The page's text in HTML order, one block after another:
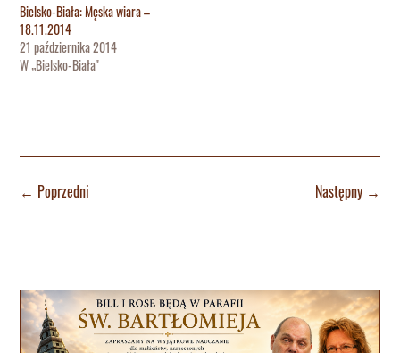
Bielsko-Biała: Męska wiara –
18.11.2014
21 października 2014
W „Bielsko-Biała"
← Poprzedni Następny→